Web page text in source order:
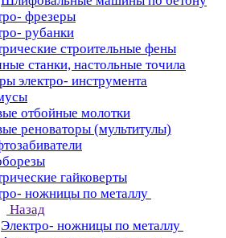
фрезеры
рубанки
строительные фены
станки, настольные точила
электро- инструмента
отбойные молотки
реноваторы (мультитулы)
гайковерты
ножницы по металлу
Назад
Электро- ножницы по металлу